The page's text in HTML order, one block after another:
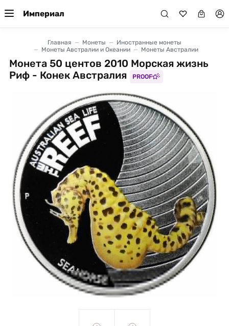
Империал
Главная Монеты
Иностранные монеты
Монеты Австралии и Океании
Монеты Австралии
Монета 50 центов 2010 Морская жизнь
Риф - Конек Австралия
PROOF